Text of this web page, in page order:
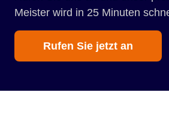
Meister wird in 25 Minuten
Rufen Sie jetzt an